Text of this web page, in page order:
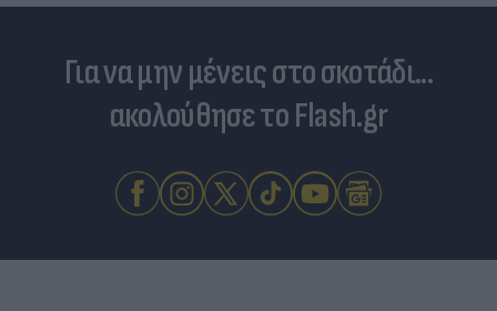
Για να μην μένεις στο σκοτάδι...
ακολούθησε το Flash.gr